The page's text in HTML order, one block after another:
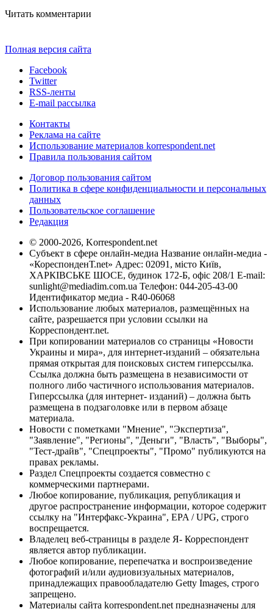
Читать комментарии
Полная версия сайта
Facebook
Twitter
RSS-ленты
E-mail рассылка
Контакты
Реклама на сайте
Использование материалов korrespondent.net
Правила пользования сайтом
Договор пользования сайтом
Политика в сфере конфиденциальности и персональных
данных
Пользовательское соглашение
Редакция
© 2000-2026, Korrespondent.net
Субъект в сфере онлайн-медиа Название онлайн-медиа -
«КореспонденТ.net» Адрес: 02091, місто Київ,
ХАРКІВСЬКЕ ШОСЕ, будинок 172-Б, офіс 208/1 E-mail:
sunlight@mediadim.com.ua Телефон: 044-205-43-00
Идентификатор медиа - R40-06068
Использование любых материалов, размещённых на
сайте, разрешается при условии ссылки на
Корреспондент.net.
При копировании материалов со страницы «Новости
Украины и мира», для интернет-изданий – обязательна
прямая открытая для поисковых систем гиперссылка.
Ссылка должна быть размещена в независимости от
полного либо частичного использования материалов.
Гиперссылка (для интернет- изданий) – должна быть
размещена в подзаголовке или в первом абзаце
материала.
Новости с пометками "Мнение", "Экспертиза",
"Заявление", "Регионы", "Деньги", "Власть", "Выборы",
"Тест-драйв", "Спецпроекты", "Промо" публикуются на
правах рекламы.
Раздел Спецпроекты создается совместно с
коммерческими партнерами.
Любое копирование, публикация, републикация и
другое распространение информации, которое содержит
ссылку на "Интерфакс-Украина", EPA / UPG, строго
воспрещается.
Владелец веб-страницы в разделе Я- Корреспондент
является автор публикации.
Любое копирование, перепечатка и воспроизведение
фотографий и/или аудиовизуальных материалов,
принадлежащих правообладателю Getty Images, строго
запрещено.
Материалы сайта korrespondent.net предназначены для